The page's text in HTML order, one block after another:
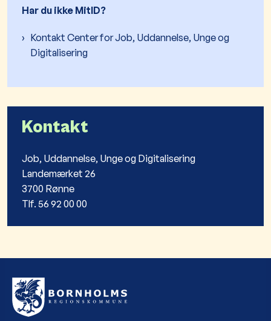
Har du ikke MitID?
Kontakt Center for Job, Uddannelse, Unge og
Digitalisering
Kontakt
Job, Uddannelse, Unge og Digitalisering
Landemærket 26
3700 Rønne
Tlf. 56 92 00 00